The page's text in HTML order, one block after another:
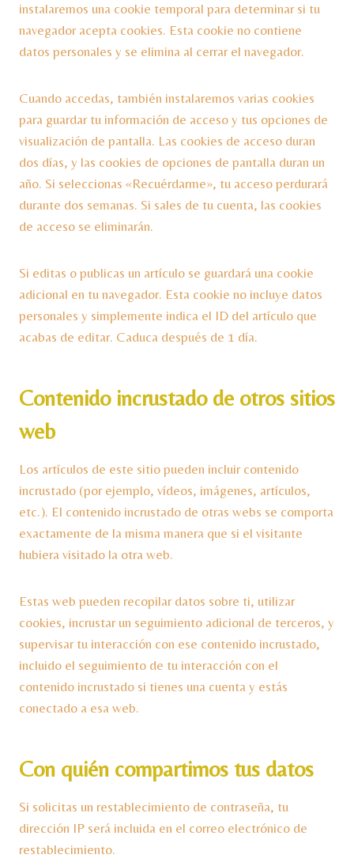
instalaremos una cookie temporal para determinar si tu
navegador acepta cookies. Esta cookie no contiene
datos personales y se elimina al cerrar el navegador.
Cuando accedas, también instalaremos varias cookies
para guardar tu información de acceso y tus opciones de
visualización de pantalla. Las cookies de acceso duran
dos días, y las cookies de opciones de pantalla duran un
año. Si seleccionas «Recuérdarme», tu acceso perdurará
durante dos semanas. Si sales de tu cuenta, las cookies
de acceso se eliminarán.
Si editas o publicas un artículo se guardará una cookie
adicional en tu navegador. Esta cookie no incluye datos
personales y simplemente indica el ID del artículo que
acabas de editar. Caduca después de 1 día.
Contenido incrustado de otros sitios
web
Los artículos de este sitio pueden incluir contenido
incrustado (por ejemplo, vídeos, imágenes, artículos,
etc.). El contenido incrustado de otras webs se comporta
exactamente de la misma manera que si el visitante
hubiera visitado la otra web.
Estas web pueden recopilar datos sobre ti, utilizar
cookies, incrustar un seguimiento adicional de terceros, y
supervisar tu interacción con ese contenido incrustado,
incluido el seguimiento de tu interacción con el
contenido incrustado si tienes una cuenta y estás
conectado a esa web.
Con quién compartimos tus datos
Si solicitas un restablecimiento de contraseña, tu
dirección IP será incluida en el correo electrónico de
restablecimiento.